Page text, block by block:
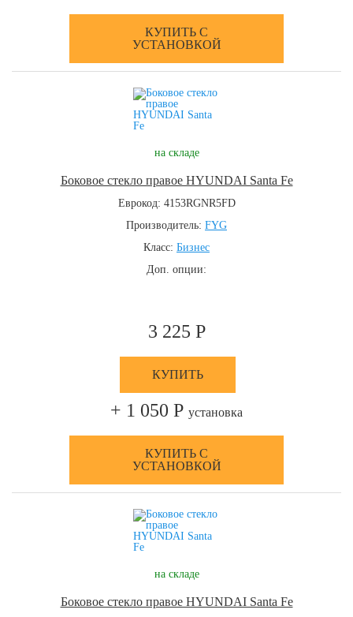
КУПИТЬ С
УСТАНОВКОЙ
на складе
Боковое стекло правое HYUNDAI Santa Fe
Еврокод: 4153RGNR5FD
Производитель: FYG
Класс: Бизнес
Доп. опции:
3 225 Р
КУПИТЬ
+ 1 050 Р установка
КУПИТЬ С
УСТАНОВКОЙ
на складе
Боковое стекло правое HYUNDAI Santa Fe